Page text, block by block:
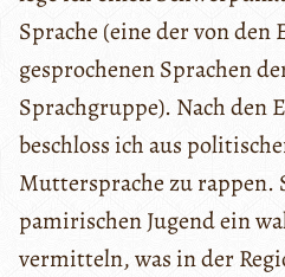
Sprache (eine der von den
gesprochenen Sprachen
Sprachgruppe). Nach den
beschloss ich aus
Muttersprache zu rappen.
pamirischen Jugend ein
vermitteln, was in der